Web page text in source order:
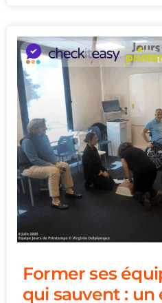
Former ses
qui sauvent :